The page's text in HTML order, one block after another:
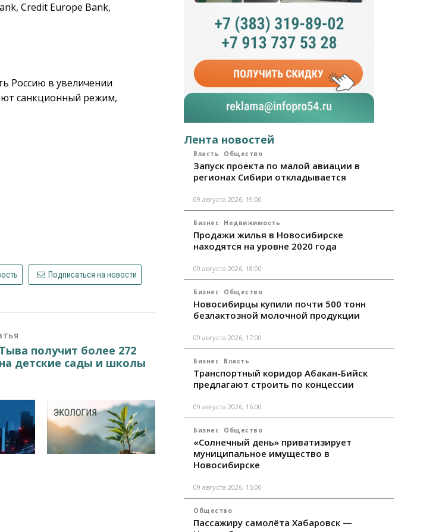
Credit Europe Bank,
Россию в увеличении
санкционный режим,
Подписаться на новости
получит более 272
детские сады и школы
Лента новостей
Власть Общество
Запуск проекта по малой авиации в
регионах Сибири откладывается
09 августа 2026, 19:00
Бизнес Недвижимость
Продажи жилья в Новосибирске
находятся на уровне 2020 года
09 августа 2026, 18:00
Бизнес Общество
Новосибирцы купили почти 500 тонн
безлактозной молочной продукции
09 августа 2026, 17:00
Бизнес Власть
Транспортный коридор Абакан-Бийск
предлагают строить по концессии
09 августа 2026, 16:00
Бизнес Общество
«Солнечный день» приватизирует
муниципальное имущество в
Новосибирске
09 августа 2026, 15:00
Общество
Пассажиру самолёта Хабаровск —